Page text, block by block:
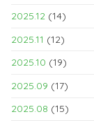
2025.12 (14)
2025.11 (12)
2025.10 (19)
2025.09 (17)
2025.08 (15)